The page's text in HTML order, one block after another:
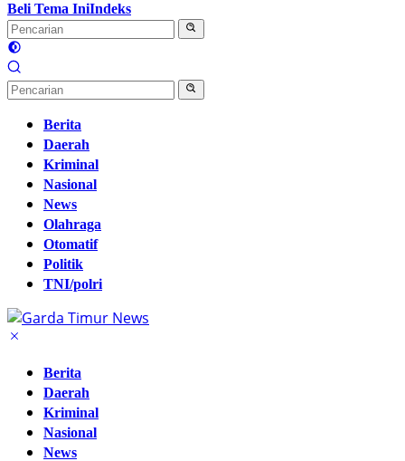
Beli Tema IniIndeks
Berita
Daerah
Kriminal
Nasional
News
Olahraga
Otomatif
Politik
TNI/polri
Berita
Daerah
Kriminal
Nasional
News